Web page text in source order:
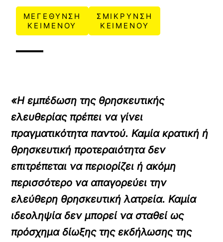
ΜΕΓΕΘΥΝΣΗ
ΚΕΙΜΕΝΟΥ
ΣΜΙΚΡΥΝΣΗ
ΚΕΙΜΕΝΟΥ
«Η εμπέδωση της θρησκευτικής
ελευθερίας πρέπει να γίνει
πραγματικότητα παντού. Καμία κρατική ή
θρησκευτική προτεραιότητα δεν
επιτρέπεται να περιορίζει ή ακόμη
περισσότερο να απαγορεύει την
ελεύθερη θρησκευτική λατρεία. Καμία
ιδεοληψία δεν μπορεί να σταθεί ως
πρόσχημα δίωξης της εκδήλωσης της